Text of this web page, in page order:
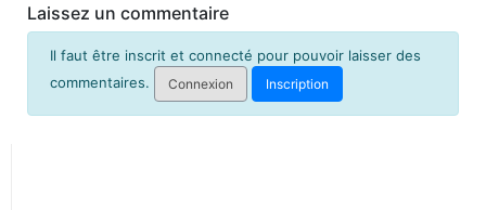
Laissez un commentaire
Il faut être inscrit et connecté pour pouvoir laisser des
commentaires.
Connexion Inscription